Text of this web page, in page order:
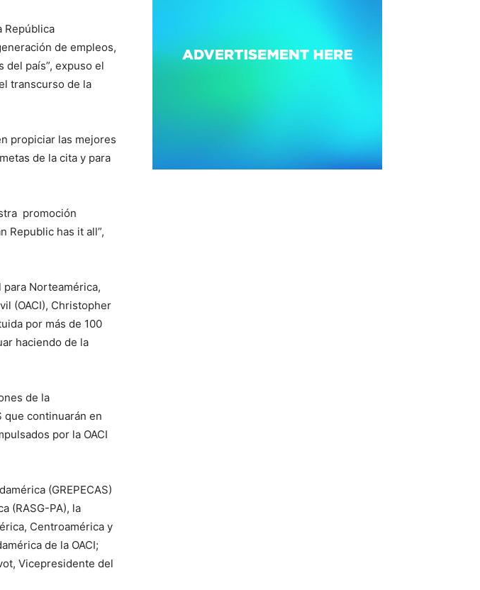
República
de empleos,
país”, expuso el
transcurso de la
propiciar las mejores
de la cita y para
promoción
Republic has it all”,
Norteamérica,
(OACI), Christopher
por más de 100
haciendo de la
de la
que continuarán en
por la OACI
(GREPECAS)
(RASG-PA), la
Centroamérica y
de la OACI;
Vicepresidente del